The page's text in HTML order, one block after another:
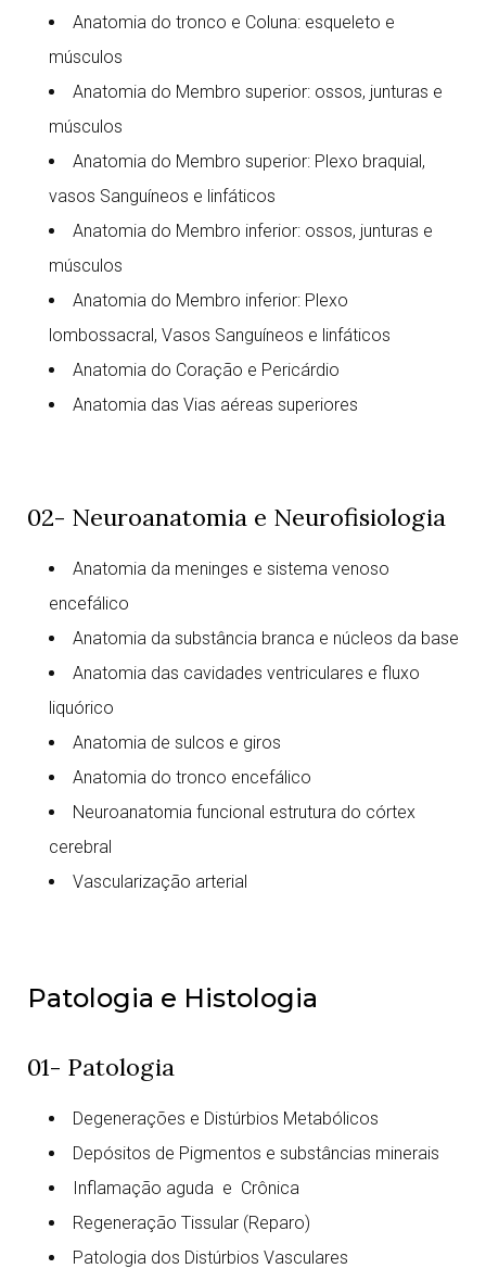
Anatomia do tronco e Coluna: esqueleto e
músculos
Anatomia do Membro superior: ossos, junturas e
músculos
Anatomia do Membro superior: Plexo braquial,
vasos Sanguíneos e linfáticos
Anatomia do Membro inferior: ossos, junturas e
músculos
Anatomia do Membro inferior: Plexo
lombossacral, Vasos Sanguíneos e linfáticos
Anatomia do Coração e Pericárdio
Anatomia das Vias aéreas superiores
02- Neuroanatomia e Neurofisiologia
Anatomia da meninges e sistema venoso
encefálico
Anatomia da substância branca e núcleos da base
Anatomia das cavidades ventriculares e fluxo
liquórico
Anatomia de sulcos e giros
Anatomia do tronco encefálico
Neuroanatomia funcional estrutura do córtex
cerebral
Vascularização arterial
Patologia e Histologia
01- Patologia
Degenerações e Distúrbios Metabólicos
Depósitos de Pigmentos e substâncias minerais
Inflamação aguda e Crônica
Regeneração Tissular (Reparo)
Patologia dos Distúrbios Vasculares